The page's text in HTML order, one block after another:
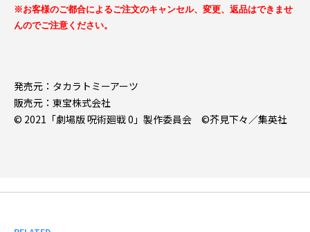
※お客様のご都合によるご注文のキャンセル、変更、返品はできませ
んのでご注意ください。
発売元：タカラトミーアーツ
販売元：東宝株式会社
© 2021「劇場版 呪術廻戦 0」製作委員会 ©芥見下々／集英社